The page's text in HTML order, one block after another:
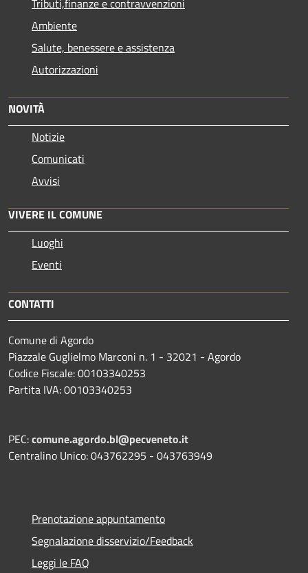
Ambiente
Salute, benessere e assistenza
Autorizzazioni
NOVITÀ
Notizie
Comunicati
Avvisi
VIVERE IL COMUNE
Luoghi
Eventi
CONTATTI
Comune di Agordo
Piazzale Guglielmo Marconi n. 1 - 32021 - Agordo
Codice Fiscale: 00103340253
Partita IVA: 00103340253
PEC:comune.agordo.bl@pecveneto.it
Centralino Unico: 043762295 - 043763949
Prenotazione appuntamento
Segnalazione disservizio/Feedback
Leggi le FAQ